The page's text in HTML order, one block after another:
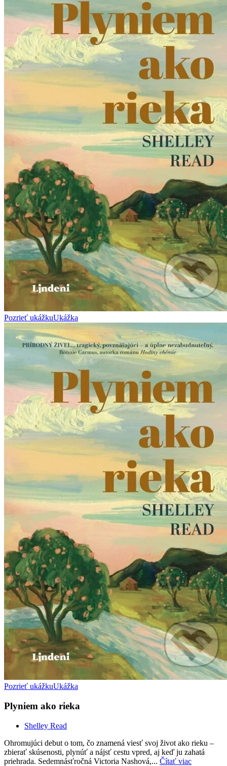
Pozrieť ukážkuUkážka
Pozrieť ukážkuUkážka
Plyniem ako rieka
Shelley Read
Ohromujúci debut o tom, čo znamená viesť svoj život ako rieku –
zbierať skúsenosti, plynúť a nájsť cestu vpred, aj keď ju zahatá
priehrada. Sedemnásťročná Victoria Nashová,... Čítať viac